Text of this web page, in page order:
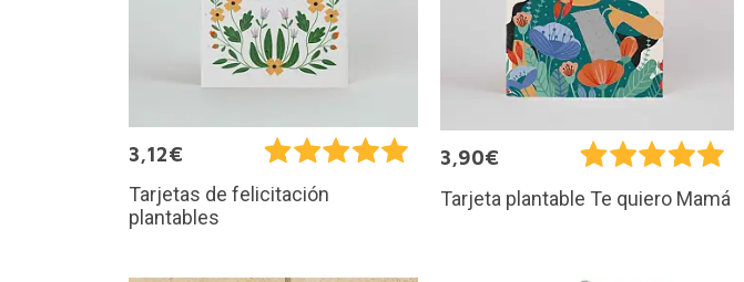
3,12€
Tarjetas de felicitación
plantables
3,90€
Tarjeta plantable Te quiero Mamá